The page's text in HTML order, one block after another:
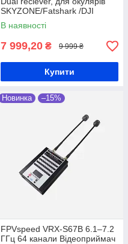
SKYZONE/Fatshark /DJI
Відеоприймач
В наявності
7 999,20 ₴ 9 999 ₴
Купити
Новинка –15%
FPVspeed VRX-S67B 6.1–7.2
ГГц 64 канали Відеоприймач